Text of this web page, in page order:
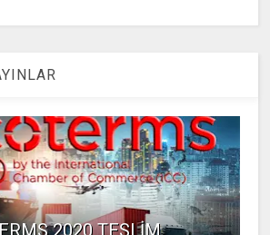
2020 TESLİM